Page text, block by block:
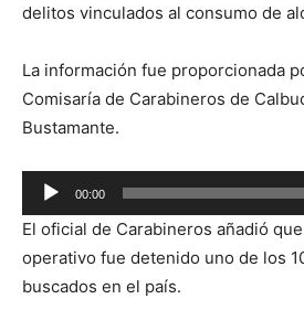
delitos vinculados al consumo de
La información fue proporcionada
Comisaría de Carabineros de
Bustamante.
Reproductor
de
audio
00:00
El oficial de Carabineros añadió
operativo fue detenido uno de los
buscados en el país.